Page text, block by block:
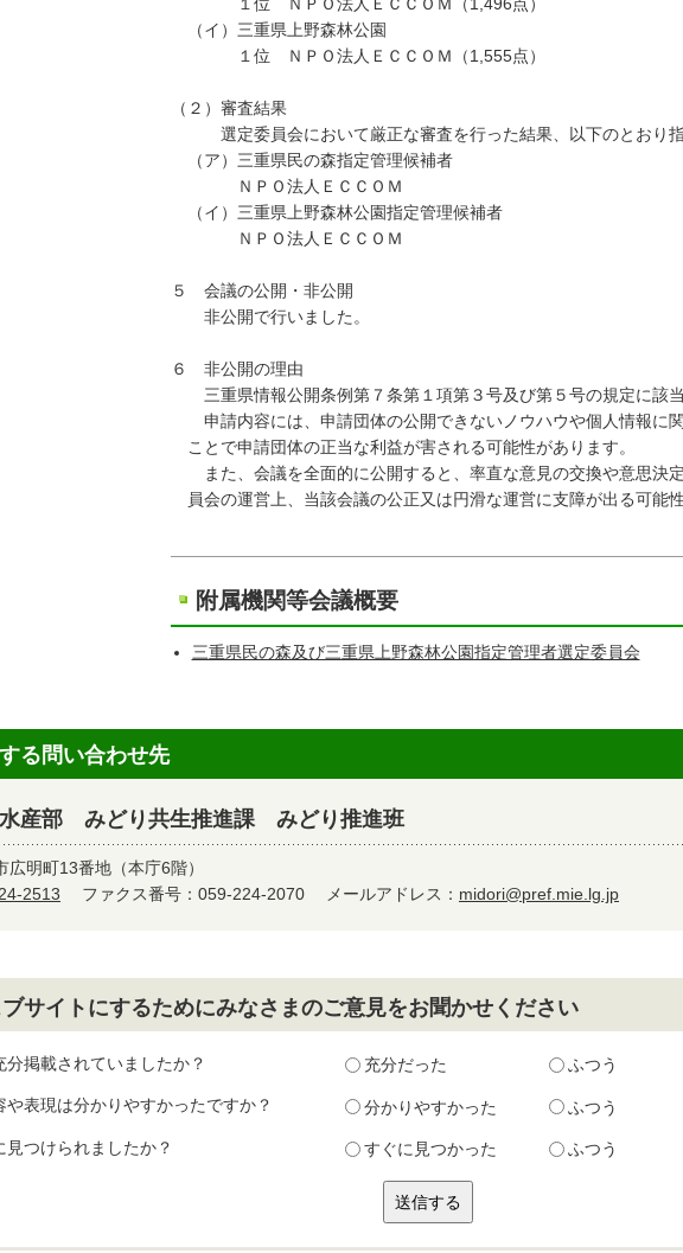
（イ）三重県上野森林公園
１位 ＮＰＯ法人ＥＣＣＯＭ（1,555点）
（２）審査結果
選定委員会において厳正な審査を行った結果、以下のとおり指
（ア）三重県民の森指定管理候補者
ＮＰＯ法人ＥＣＣＯＭ
（イ）三重県上野森林公園指定管理候補者
ＮＰＯ法人ＥＣＣＯＭ
５ 会議の公開・非公開
非公開で行いました。
６ 非公開の理由
三重県情報公開条例第７条第１項第３号及び第５号の規定に該当
申請内容には、申請団体の公開できないノウハウや個人情報に
ことで申請団体の正当な利益が害される可能性があります。
また、会議を全面的に公開すると、率直な意見の交換や意思決
員会の運営上、当該会議の公正又は円滑な運営に支障が出る可能
附属機関等会議概要
三重県民の森及び三重県上野森林公園指定管理者選定委員会
る問い合わせ先
産部 みどり共生推進課 みどり推進班
広明町13番地（本庁6階）
2513 ファクス番号：059-224-2070 メールアドレス： midori@pref.mie.lg.jp
サイトにするためにみなさまのご意見をお聞かせください
分掲載されていましたか？ 充分だった ふつう
や表現は分かりやすかったですか？ 分かりやすかった ふつう
見つけられましたか？ すぐに見つかった ふつう